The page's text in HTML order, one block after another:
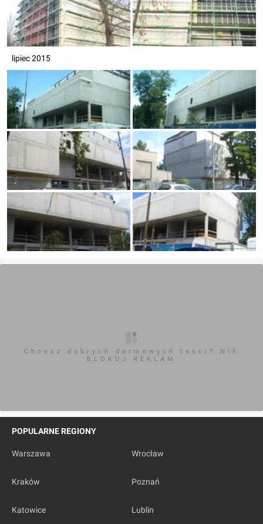
lipiec 2015
Chcesz dobrych darmowych teści? NIE
BLOKUJ REKLAM
POPULARNE REGIONY
Warszawa Wrocław
Kraków Poznań
Katowice Lublin